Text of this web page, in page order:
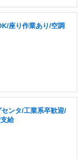
座り作業あり/空調
ンタ/工業系卒歓迎/
給